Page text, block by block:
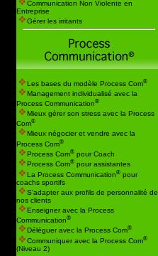
Communication Non Violente en
Entreprise
Gérer les irritants
Les bases du modèle Process Com®
Management individualisé avec la
Process Communication®
Mieux gérer son stress avec la Process
Com®
Mieux négocier et vendre avec la
Process Com®
Process Com® pour Coach
Process Com® pour assistantes
La Process Communication® pour
coachs sportifs
S'adapter aux profils de personnalité de
nos clients
Enseigner avec la Process
Communication®
Déléguer avec la Process Com®
Communiquer avec la Process Com®
(Niveau 2)